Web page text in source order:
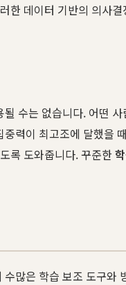
한 데이터 기반의 의사
수는 없습니다. 어떤
력이 최고조에 달했을
록 도와줍니다. 꾸준한
많은 학습 보조 도구와